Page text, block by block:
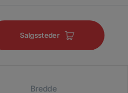
Salgssteder
Bredde